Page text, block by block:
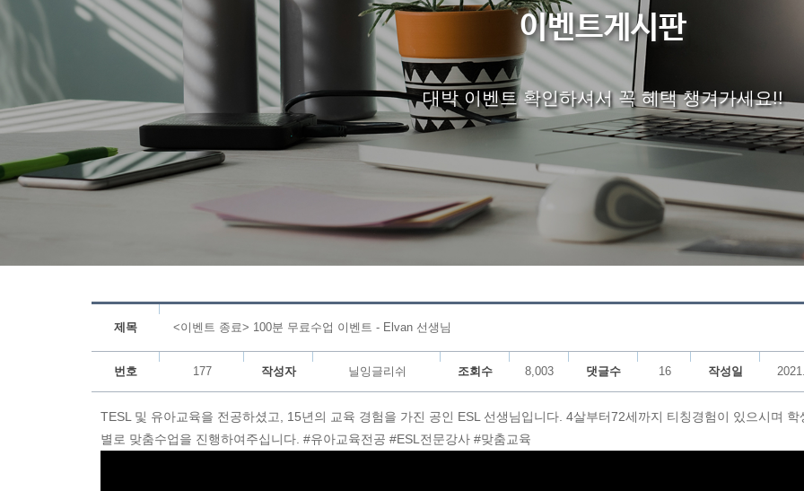
이벤트게시판
대박 이벤트 확인하셔서 꼭 혜택 챙겨가세요!!
제목 <이벤트 종료> 100분 무료수업 이벤트 - Elvan 선생님
번호 177 작성자 닐잉글리쉬 조회수 8,003 댓글수 16 작성일
TESL 및 유아교육을 전공하셨고, 15년의 교육 경험을 가진 공인 ESL 선생님입니다. 4살부터72세까지 티칭경험이 있으시며 학
별로 맞춤수업을 진행하여주십니다. #유아교육전공 #ESL전문강사 #맞춤교육